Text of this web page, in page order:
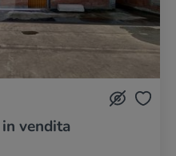
vendita